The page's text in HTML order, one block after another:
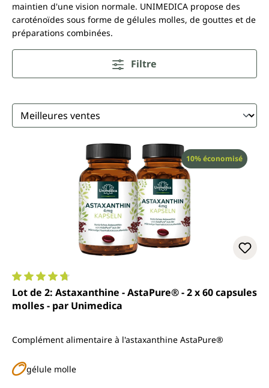
maintien d'une vision normale. UNIMEDICA propose des
caroténoïdes sous forme de gélules molles, de gouttes et de
préparations combinées.
Filtre
Réduction
10% économisé
Note moyenne de 4.8 sur 5 étoiles
Lot de 2: Astaxanthine - AstaPure® - 2 x 60 capsules
molles - par Unimedica
Complément alimentaire à l'astaxanthine AstaPure®
gélule molle